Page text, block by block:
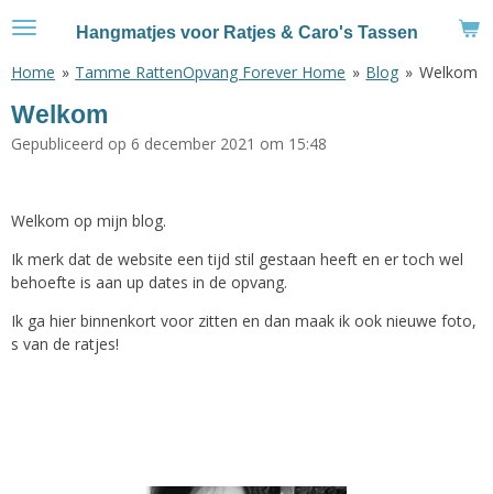
Ga
naar
hoofdinhoud
Hangmatjes voor Ratjes & Caro's Tassen
Home » Tamme RattenOpvang Forever Home » Blog » Welkom
Welkom
Gepubliceerd op 6 december 2021 om 15:48
Welkom op mijn blog.
Ik merk dat de website een tijd stil gestaan heeft en er toch wel
behoefte is aan up dates in de opvang.
Ik ga hier binnenkort voor zitten en dan maak ik ook nieuwe foto,
s van de ratjes!